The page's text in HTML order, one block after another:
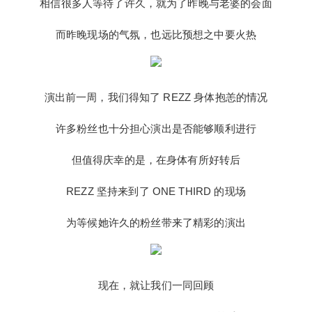
相信很多人等待了许久，就为了昨晚与老婆的会面
而昨晚现场的气氛，也远比预想之中要火热
演出前一周，我们得知了 REZZ 身体抱恙的情况
许多粉丝也十分担心演出是否能够顺利进行
但值得庆幸的是，在身体有所好转后
REZZ 坚持来到了 ONE THIRD 的现场
为等候她许久的粉丝带来了精彩的演出
现在，就让我们一同回顾
情与期待所震惊 相信很多人等待了许久，就为了昨
晚与老婆的会面 而昨晚现场的气氛，也远比预想之
中要火热 演出前一周，我们得知了 REZZ 身体抱恙
的情况 许多粉丝也十分担心演出是否能够顺利进行
到了 ONE THIRD 的现场 为等候她许久的粉丝带来
在 ONE THIRD 的首秀 到底都发生了什么 为了给大
了 ONE THIRD 现场 进行了试音等准备 这足以体现
她的满满诚意 凌晨 0:15 REZZ 到达了 ONE THIRD
的现场 在休息室稍作调整后，做好了演出前的充分
准备 凌晨 1 点，REZZ 准时登上了 ONE THIRD 的
在 ONE THIRD 的首秀之夜 在粉丝的热烈反响下 E
来 REZZ 用她独特的风格，带领台下的粉丝们 REZ